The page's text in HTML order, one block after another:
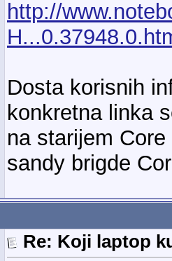
http://
Dosta korisnih
konkretna linka
na starijem
sandy brigde
Re: Koji laptop